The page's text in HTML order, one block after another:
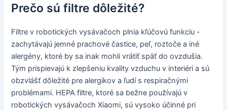
Prečo sú filtre dôležité?
Filtre v robotických vysávačoch plnia kľúčovú funkciu -
zachytávajú jemné prachové častice, peľ, roztoče a iné
alergény, ktoré by sa inak mohli vrátiť späť do ovzdušia.
Tým prispievajú k zlepšeniu kvality vzduchu v interiéri a sú
obzvlášť dôležité pre alergikov a ľudí s respiračnými
problémami. HEPA filtre, ktoré sa bežne používajú v
robotických vysávačoch Xiaomi, sú vysoko účinné pri